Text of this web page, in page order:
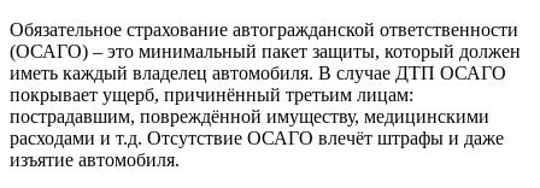
Обязательное страхование автогражданской ответственности
(ОСАГО) – это минимальный пакет защиты, который должен
иметь каждый владелец автомобиля. В случае ДТП ОСАГО
покрывает ущерб, причинённый третьим лицам:
пострадавшим, повреждённой имуществу, медицинскими
расходами и т.д. Отсутствие ОСАГО влечёт штрафы и даже
изъятие автомобиля.